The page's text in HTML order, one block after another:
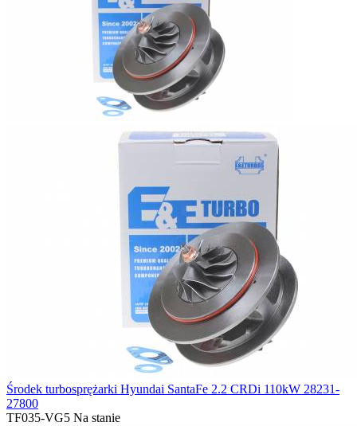
Środek turbosprężarki Hyundai SantaFe 2.2 CRDi 110kW 28231-
27800
TF035-VG5 Na stanie